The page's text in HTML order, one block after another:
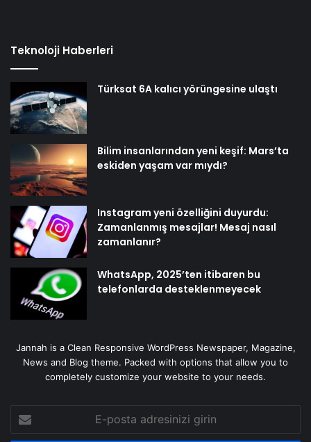
Teknoloji Haberleri
Türksat 6A kalıcı yörüngesine ulaştı
Bilim insanlarından yeni keşif: Mars’ta
eskiden yaşam var mıydı?
Instagram yeni özelliğini duyurdu:
Zamanlanmış mesajlar! Mesaj nasıl
zamanlanır?
WhatsApp, 2025’ten itibaren bu
telefonlarda desteklenmeyecek
Jannah is a Clean Responsive WordPress Newspaper, Magazine,
News and Blog theme. Packed with options that allow you to
completely customize your website to your needs.
posta